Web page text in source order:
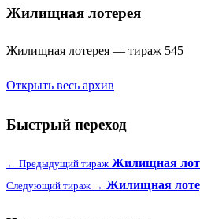
Жилищная лотерея
Жилищная лотерея — тираж 545
Открыть весь архив
Быстрый переход
← Предыдущий тираж Жилищная
Следующий тираж → Жилищная